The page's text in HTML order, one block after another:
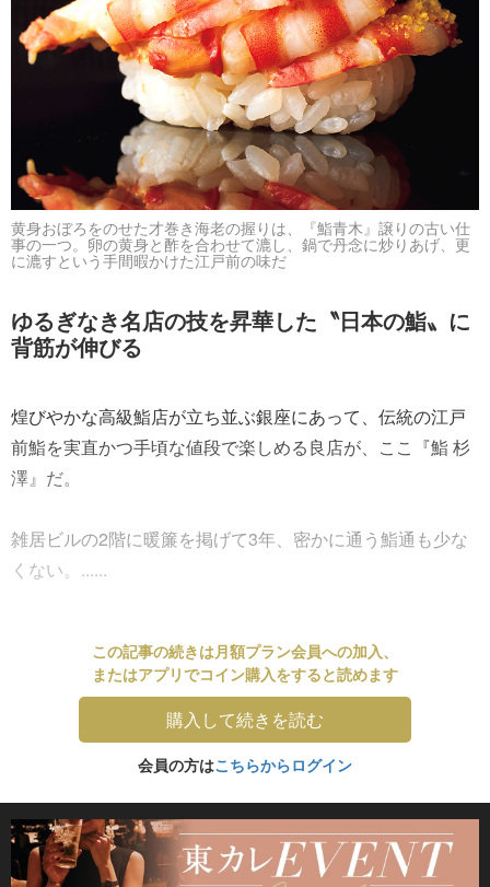
黄身おぼろをのせた才巻き海老の握りは、『鮨青木』譲りの古い仕
事の一つ。卵の黄身と酢を合わせて漉し、鍋で丹念に炒りあげ、更
に漉すという手間暇かけた江戸前の味だ
ゆるぎなき名店の技を昇華した〝日本の鮨〟に
背筋が伸びる
煌びやかな高級鮨店が立ち並ぶ銀座にあって、伝統の江戸
前鮨を実直かつ手頃な値段で楽しめる良店が、ここ『鮨 杉
澤』だ。
雑居ビルの2階に暖簾を掲げて3年、密かに通う鮨通も少な
くない。......
この記事の続きは月額プラン会員への加入、
またはアプリでコイン購入をすると読めます
購入して続きを読む
会員の方はこちらからログイン